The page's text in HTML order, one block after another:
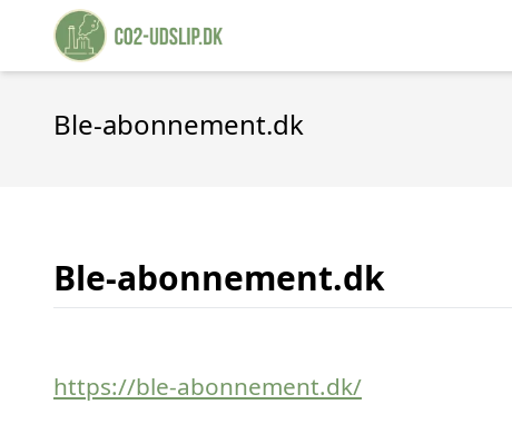
Ble-abonnement.dk
Ble-abonnement.dk
https://ble-abonnement.dk/